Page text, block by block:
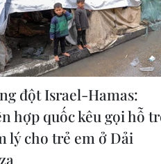
đột Israel-Hamas:
hợp quốc kêu gọi hỗ
lý cho trẻ em ở Dải